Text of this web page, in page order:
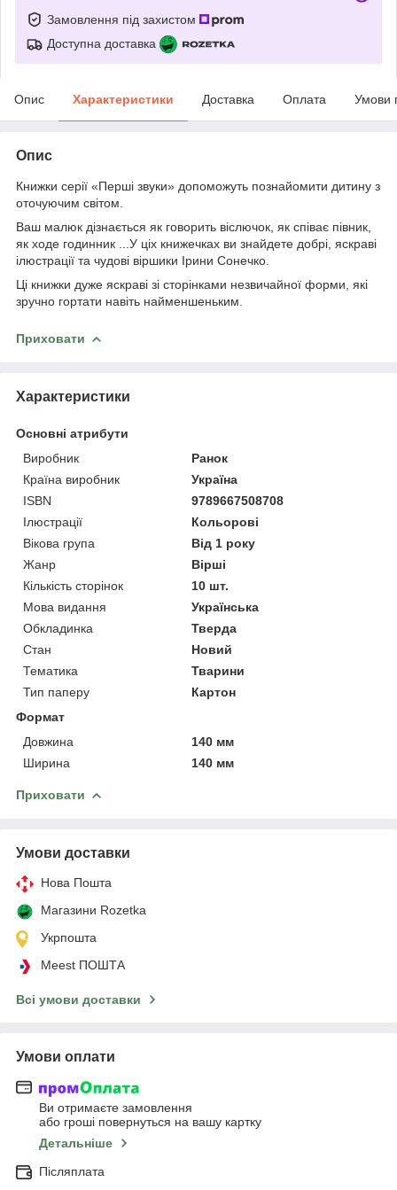
Замовлення під захистом
Доступна доставка
Опис Характеристики Доставка Оплата Умови
Опис
Книжки серії «Перші звуки» допоможуть познайомити дитину з
оточуючим світом.
Ваш малюк дізнається як говорить віслючок, як співає півник,
як ходе годинник ...У ціх книжечках ви знайдете добрі, яскраві
ілюстрації та чудові віршики Ірини Сонечко.
Ці книжки дуже яскраві зі сторінками незвичайної форми, які
зручно гортати навіть найменшеньким.
Приховати
Характеристики
Основні атрибути
Виробник
Ранок
Країна виробник
Україна
ISBN
9789667508708
Ілюстрації
Кольорові
Вікова група
Від 1 року
Жанр
Вірші
Кількість сторінок
10 шт.
Мова видання
Українська
Обкладинка
Тверда
Стан
Новий
Тематика
Тварини
Тип паперу
Картон
Формат
Довжина
140 мм
Ширина
140 мм
Приховати
Умови доставки
Нова Пошта
Магазини Rozetka
Укрпошта
Meest ПОШТА
Всі умови доставки
Умови оплати
Ви отримаєте замовлення
або гроші повернуться на вашу картку
Детальніше
Післяплата